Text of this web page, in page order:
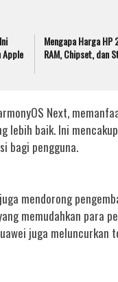
Apple
Mengapa Harga HP
RAM, Chipset, dan
Next,
lebih baik. Ini
bagi pengguna.
mendorong
memudahkan para
juga meluncurkan